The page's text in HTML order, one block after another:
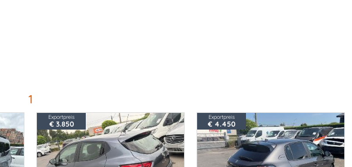
1
Exportpreis
€ 3.850
Exportpreis
€ 4.450